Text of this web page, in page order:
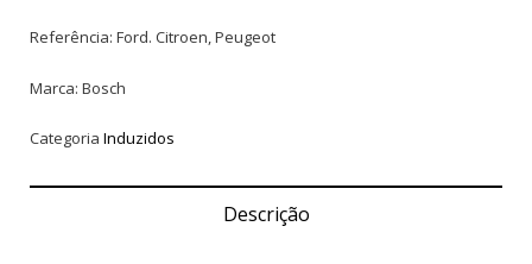
Referência: Ford. Citroen, Peugeot
Marca: Bosch
Categoria Induzidos
Descrição